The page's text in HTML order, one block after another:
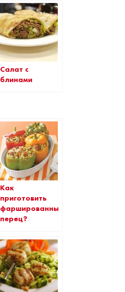
Салат с
блинами
Как
приготовить
фаршированный
перец?